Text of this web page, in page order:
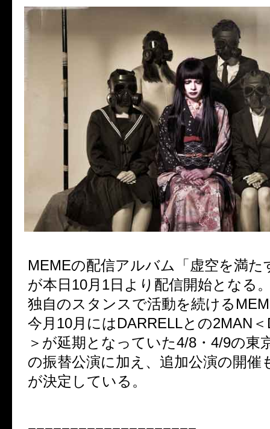
MEMEの配信アルバム「虚空を満た
が本日10月1日より配信開始となる
独自のスタンスで活動を続ける
今月10月にはDARRELLとの2MAN
＞が延期となっていた4/8・4/9の東
の振替公演に加え、追加公演の開催
が決定している。